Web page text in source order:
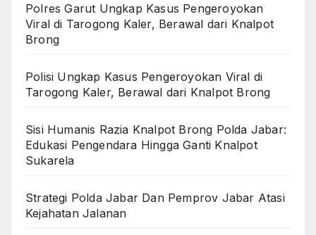
Polres Garut Ungkap Kasus Pengeroyokan
Viral di Tarogong Kaler, Berawal dari Knalpot
Brong
Polisi Ungkap Kasus Pengeroyokan Viral di
Tarogong Kaler, Berawal dari Knalpot Brong
Sisi Humanis Razia Knalpot Brong Polda Jabar:
Edukasi Pengendara Hingga Ganti Knalpot
Sukarela
Strategi Polda Jabar Dan Pemprov Jabar Atasi
Kejahatan Jalanan